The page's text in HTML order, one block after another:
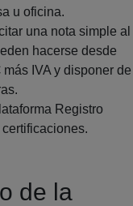
u oficina.
una nota simple al
hacerse desde
más IVA y disponer de
Registro
de la